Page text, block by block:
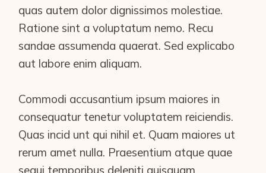
quas autem dolor dignissimos molestiae.
Ratione sint a voluptatum nemo. Recu
sandae assumenda quaerat. Sed explicabo
aut labore enim aliquam.
Commodi accusantium ipsum maiores in
consequatur tenetur voluptatem reiciendis.
Quas incid unt qui nihil et. Quam maiores ut
rerum amet nulla. Praesentium atque quae
sequi temporibus deleniti quisquam